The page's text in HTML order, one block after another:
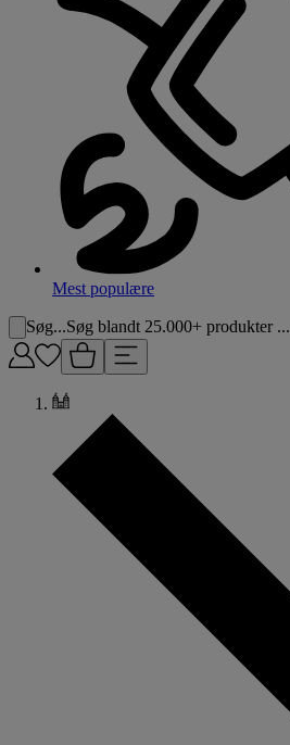
Mest populære
Søg...Søg blandt 25.000+ produkter ...